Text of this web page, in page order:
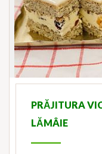
PRĂJITURA
LĂMÂIE